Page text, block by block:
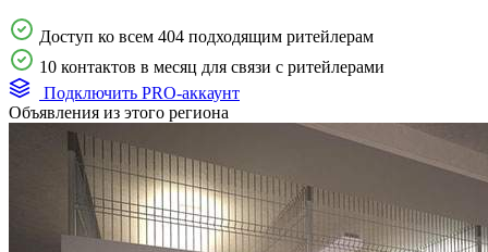
Доступ ко всем 404 подходящим ритейлерам
10 контактов в месяц для связи с ритейлерами
Подключить PRO-аккаунт
Объявления из этого региона